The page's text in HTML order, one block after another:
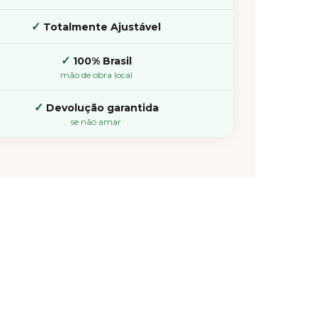
✓ Totalmente Ajustável
✓ 100% Brasil
mão de obra local
✓ Devolução garantida
se não amar